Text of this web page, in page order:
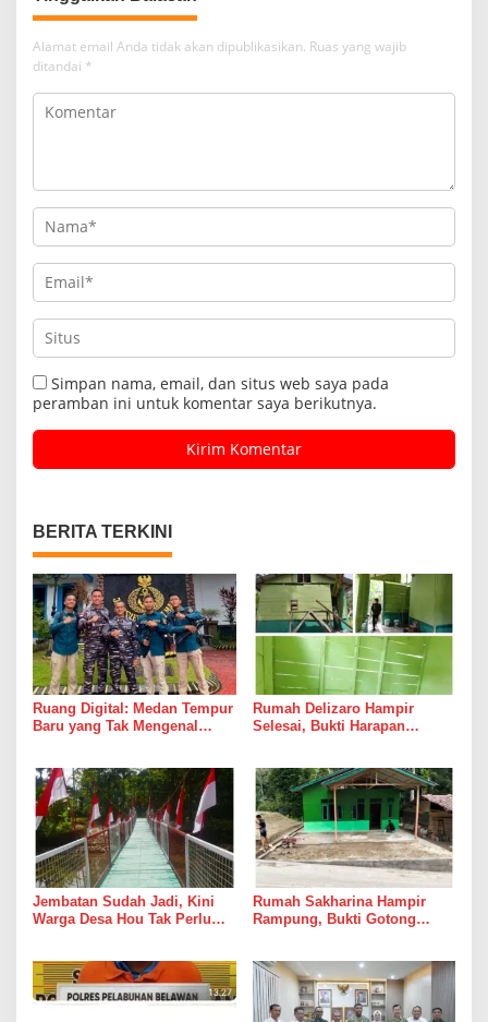
Alamat email Anda tidak akan dipublikasikan. Ruas yang wajib
ditandai *
Simpan nama, email, dan situs web saya pada
peramban ini untuk komentar saya berikutnya.
BERITA TERKINI
Ruang Digital: Medan Tempur
Baru yang Tak Mengenal
Rumah Delizaro Hampir
Selesai, Bukti Harapan
Jembatan Sudah Jadi, Kini
Warga Desa Hou Tak Perlu
Rumah Sakharina Hampir
Rampung, Bukti Gotong